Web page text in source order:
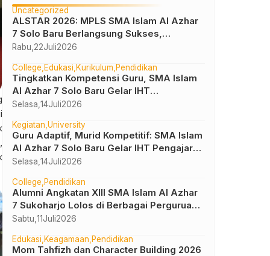
Uncategorized
ALSTAR 2026: MPLS SMA Islam Al Azhar
7 Solo Baru Berlangsung Sukses,
Wujudkan Awal Perjalanan Peserta Didik
Rabu, 22Juli2026
College Edukasi Kurikulum Pendidikan
Tingkatkan Kompetensi Guru, SMA Islam
Al Azhar 7 Solo Baru Gelar IHT
Pembelajaran Bilingual
Selasa, 14Juli2026
Kegiatan University
Guru Adaptif, Murid Kompetitif: SMA Islam
Al Azhar 7 Solo Baru Gelar IHT Pengajar
UTBK 2026
Selasa, 14Juli2026
College Pendidikan
Alumni Angkatan XIII SMA Islam Al Azhar
7 Sukoharjo Lolos di Berbagai Perguruan
Tinggi Negeri dan Luar Negeri
Sabtu, 11Juli2026
Edukasi Keagamaan Pendidikan
Mom Tahfizh dan Character Building 2026